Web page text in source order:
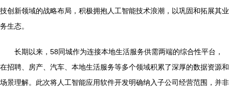
技创新领域的战略布局，积极拥抱人工智能技术浪潮，以巩固和拓展其业
务生态。
长期以来，58同城作为连接本地生活服务供需两端的综合性平台，
在招聘、房产、汽车、本地生活服务等多个领域积累了深厚的数据资源和
场景理解。此次将人工智能应用软件开发明确纳入子公司经营范围，并非